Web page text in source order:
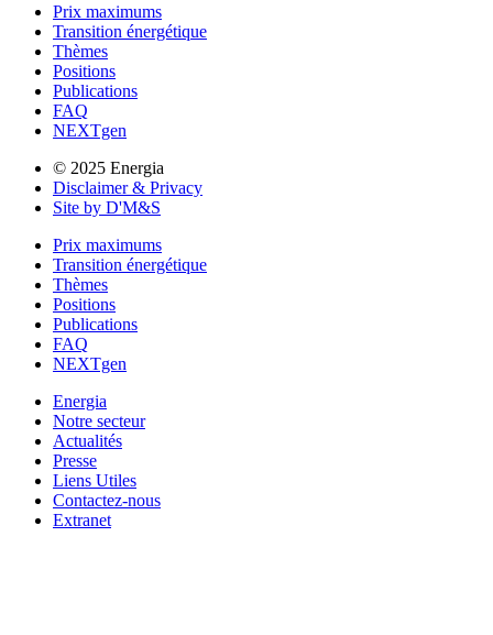
Prix maximums
Transition énergétique
Thèmes
Positions
Publications
FAQ
NEXTgen
© 2025 Energia
Disclaimer & Privacy
Site by D'M&S
Prix maximums
Transition énergétique
Thèmes
Positions
Publications
FAQ
NEXTgen
Energia
Notre secteur
Actualités
Presse
Liens Utiles
Contactez-nous
Extranet